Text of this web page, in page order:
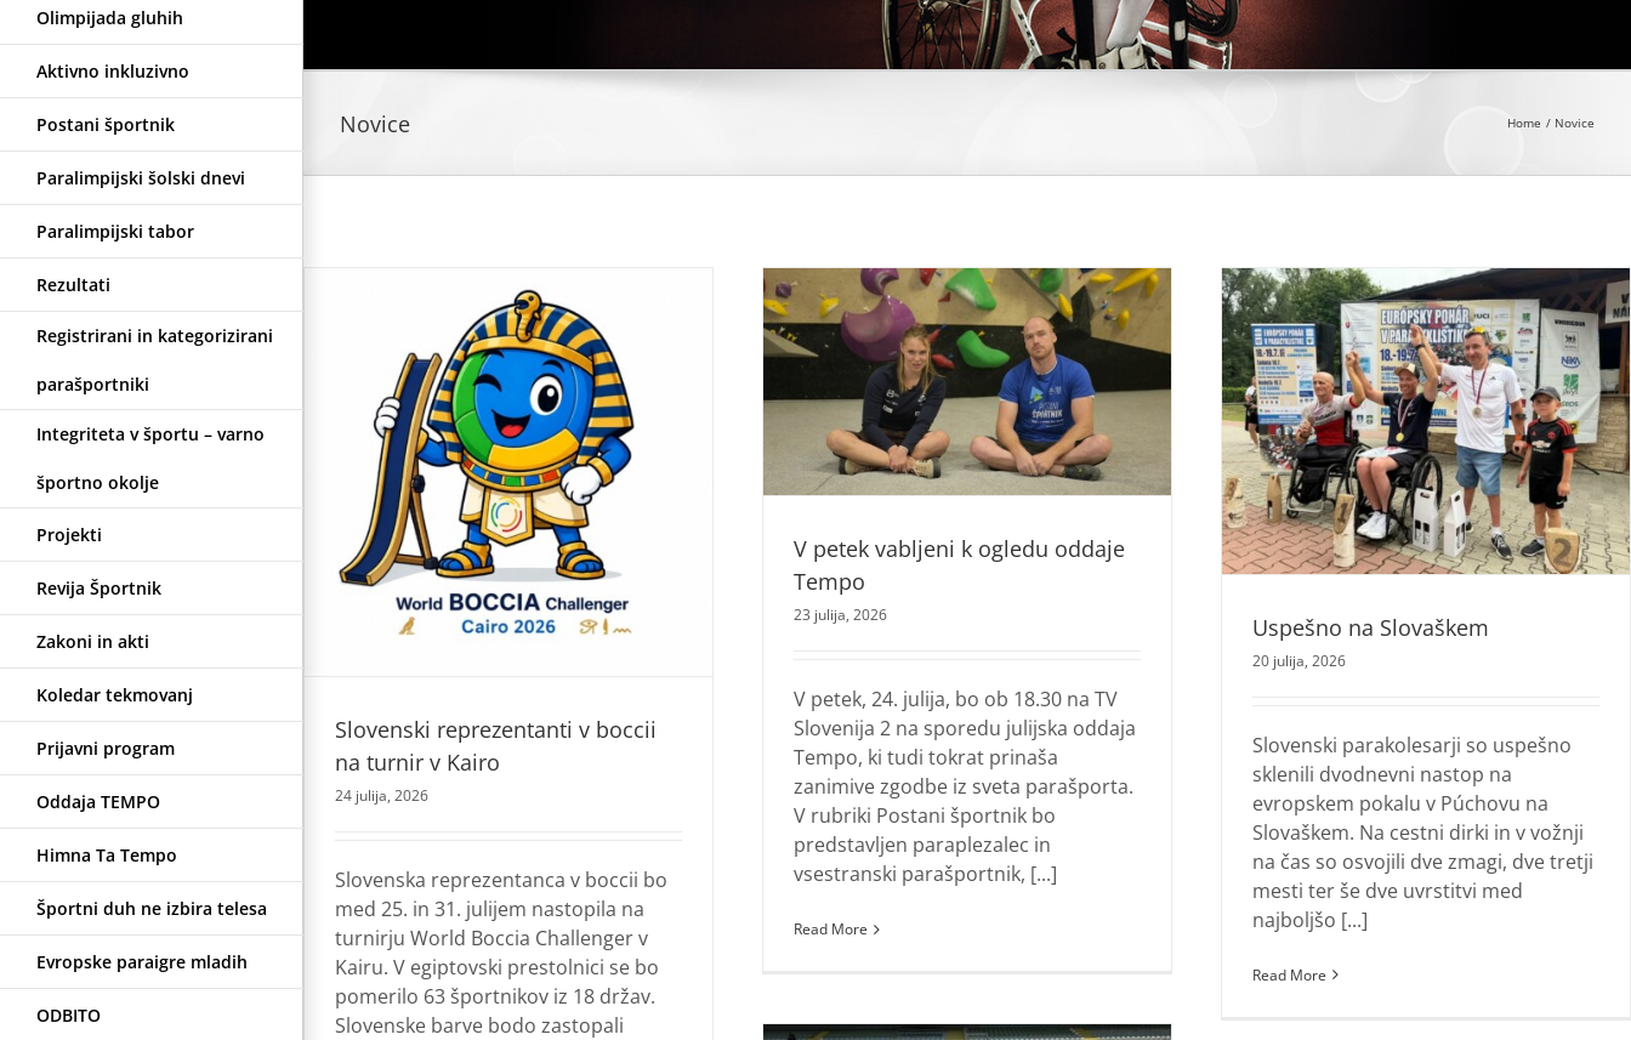
Olimpijada gluhih
Aktivno inkluzivno
Postani športnik
Paralimpijski šolski dnevi
Paralimpijski tabor
Rezultati
Registrirani in kategorizirani
parašportniki
Integriteta v športu – varno
športno okolje
Projekti
Revija Športnik
Zakoni in akti
Koledar tekmovanj
Prijavni program
Oddaja TEMPO
Himna Ta Tempo
Športni duh ne izbira telesa
Evropske paraigre mladih
ODBITO
Novice Home Novice
reprezentanti v
na turnir v Kairo
Slovenski reprezentanti v boccii
na turnir v Kairo
24 julija, 2026
Slovenska reprezentanca v boccii bo
med 25. in 31. julijem nastopila na
turnirju World Boccia Challenger v
Kairu. V egiptovski prestolnici se bo
pomerilo 63 športnikov iz 18 držav.
Slovenske barve bodo zastopali
V petek vabljeni k ogledu
oddaje Tempo
Uncategorized @sl
V petek vabljeni k ogledu oddaje
Tempo
23 julija, 2026
V petek, 24. julija, bo ob 18.30 na TV
Slovenija 2 na sporedu julijska oddaja
Tempo, ki tudi tokrat prinaša
zanimive zgodbe iz sveta parašporta.
V rubriki Postani športnik bo
predstavljen paraplezalec in
vsestranski parašportnik, [...]
Read More
Uspešno na Slovaškem
Kolesarstvo
Uspešno na Slovaškem
20 julija, 2026
Slovenski parakolesarji so uspešno
sklenili dvodnevni nastop na
evropskem pokalu v Púchovu na
Slovaškem. Na cestni dirki in v vožnji
na čas so osvojili dve zmagi, dve tretji
mesti ter še dve uvrstitvi med
najboljšo [...]
Read More